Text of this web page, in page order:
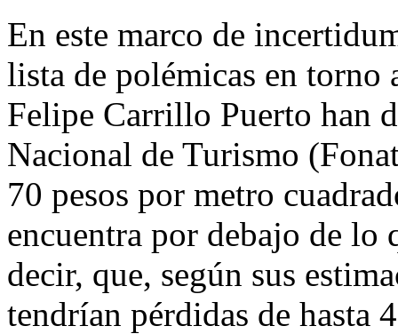
En este marco de
lista de polémicas en torno
Felipe Carrillo Puerto han
Nacional de Turismo
70 pesos por metro
encuentra por debajo de lo
decir, que, según sus
tendrían pérdidas de hasta